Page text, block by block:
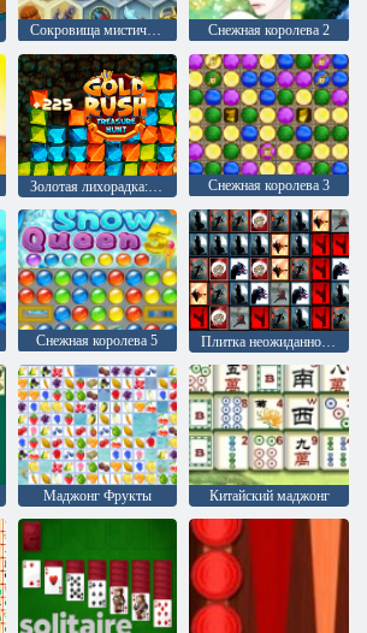
Сокровища мистического моря Снежная королева 2
Золотая лихорадка: Охотник за сокровищами Снежная королева 3
Снежная королева 5 Плитка неожиданностей
Маджонг Фрукты Китайский маджонг